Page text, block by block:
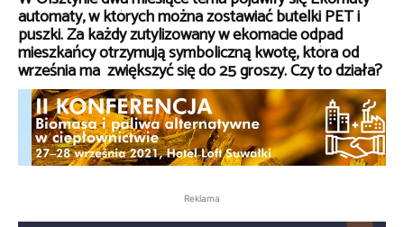
automaty, w których można zostawiać butelki PET i
puszki. Za każdy zutylizowany w ekomacie odpad
mieszkańcy otrzymują symboliczną kwotę, która od
września ma zwiększyć się do 25 groszy. Czy to działa?
Reklama